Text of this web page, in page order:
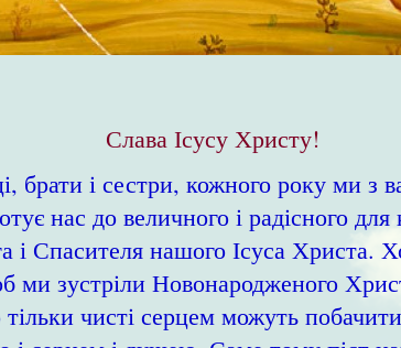
Слава Ісусу Христу!
і сестри, кожного року ми з
нас до величного і радісного
і Спасителя нашого Ісуса Христа.
ми зустріли Новонародженого
чисті серцем можуть